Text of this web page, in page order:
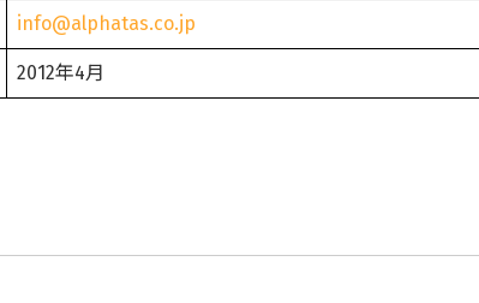
info@alphatas.co.jp
2012年4月